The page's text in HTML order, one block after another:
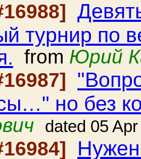
турнир по
from Юрий
но без
dated 05